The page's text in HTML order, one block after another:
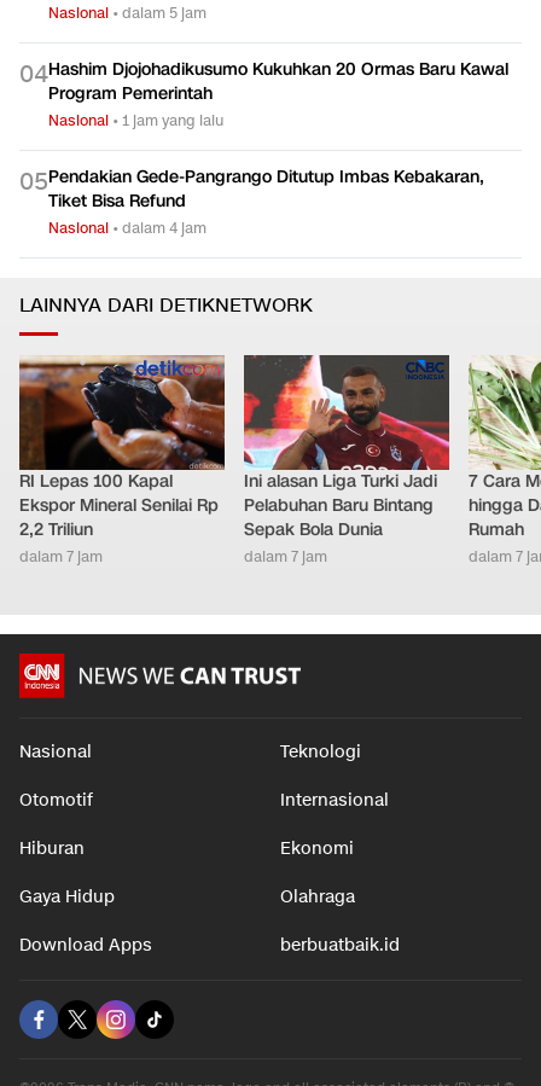
Nasional •dalam 5 jam
04Hashim Djojohadikusumo Kukuhkan 20 Ormas Baru Kawal
Program Pemerintah
Nasional •1 jam yang lalu
05Pendakian Gede-Pangrango Ditutup Imbas Kebakaran,
Tiket Bisa Refund
Nasional •dalam 4 jam
LAINNYA DARI DETIKNETWORK
RI Lepas 100 Kapal
Ekspor Mineral Senilai Rp
2,2 Triliun
dalam 7 jam
Ini alasan Liga Turki Jadi
Pelabuhan Baru Bintang
Sepak Bola Dunia
dalam 7 jam
7 Cara
hingga
Rumah
dalam 7
Nasional Teknologi
Otomotif Internasional
Hiburan Ekonomi
Gaya Hidup Olahraga
Download Apps berbuatbaik.id